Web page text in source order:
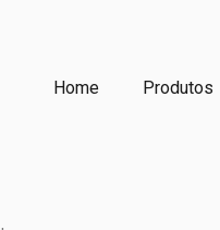
Home Produtos